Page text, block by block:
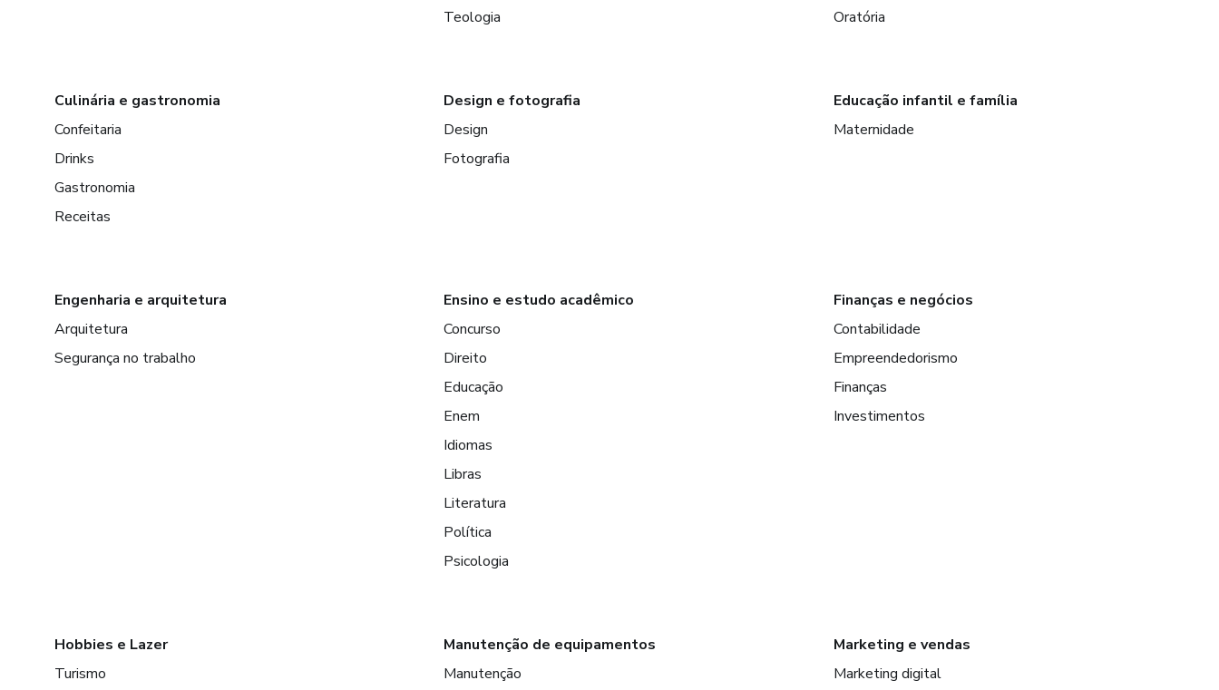
Teologia
Oratória
Culinária e gastronomia
Confeitaria
Drinks
Gastronomia
Receitas
Design e fotografia
Design
Fotografia
Educação infantil e família
Maternidade
Engenharia e arquitetura
Arquitetura
Segurança no trabalho
Ensino e estudo acadêmico
Concurso
Direito
Educação
Enem
Idiomas
Libras
Literatura
Política
Psicologia
Finanças e negócios
Contabilidade
Empreendedorismo
Finanças
Investimentos
Hobbies e Lazer
Turismo
Manutenção de equipamentos
Manutenção
Marketing e vendas
Marketing digital